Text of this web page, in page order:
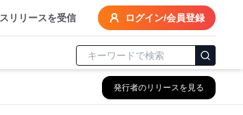
リリースを受信 ログイン/会員登録
発行者のリリースを見る